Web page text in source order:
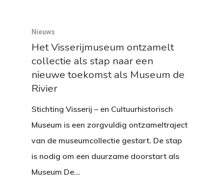
Nieuws
Het Visserijmuseum ontzamelt
collectie als stap naar een
nieuwe toekomst als Museum de
Rivier
Stichting Visserij – en Cultuurhistorisch
Museum is een zorgvuldig ontzameltraject
van de museumcollectie gestart. De stap
is nodig om een duurzame doorstart als
Museum De…